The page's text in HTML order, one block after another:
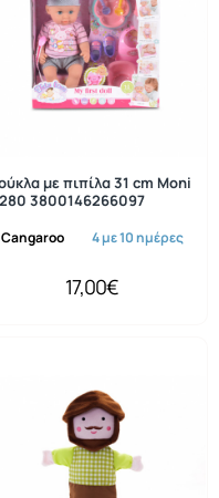
Cangaroo 4 με 10 ημέρες
με πιπίλα 31 cm Moni
3800146266097
17,00€